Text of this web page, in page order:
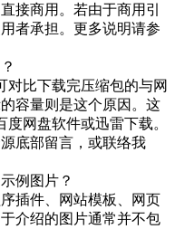
接商用。若由于商用引
者承担。更多说明请参
对比下载完压缩包的与网
容量则是这个原因。这
网盘软件或迅雷下载。
底部留言，或联络我
例图片？
插件、网站模板、网页
介绍的图片通常并不包